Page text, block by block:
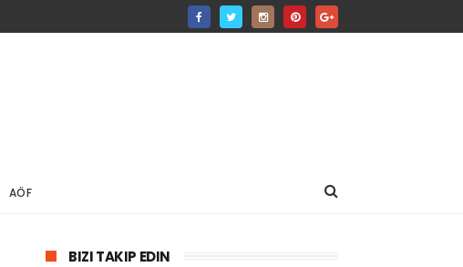
AÖF
BIZI TAKIP EDIN